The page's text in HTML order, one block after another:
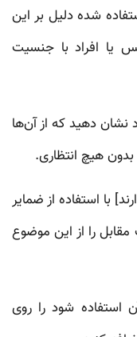
شده دلیل بر این
یا افراد با جنسیت
نشان دهید که از آن‌ها
هیچ انتظاری.
با استفاده از ضمایر
مقابل را از این موضوع
استفاده شود را روی